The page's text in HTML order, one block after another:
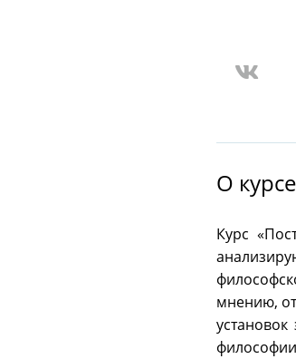
О курсе
Курс
мнению,
философии